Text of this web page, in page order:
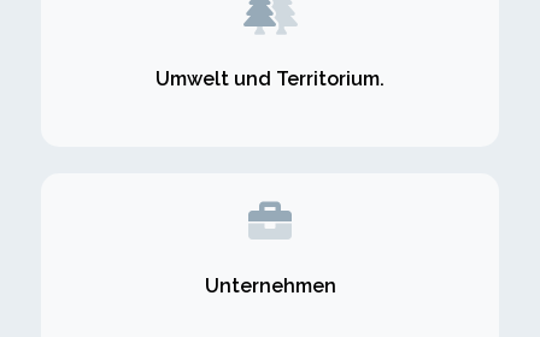
Umwelt und Territorium.
Unternehmen